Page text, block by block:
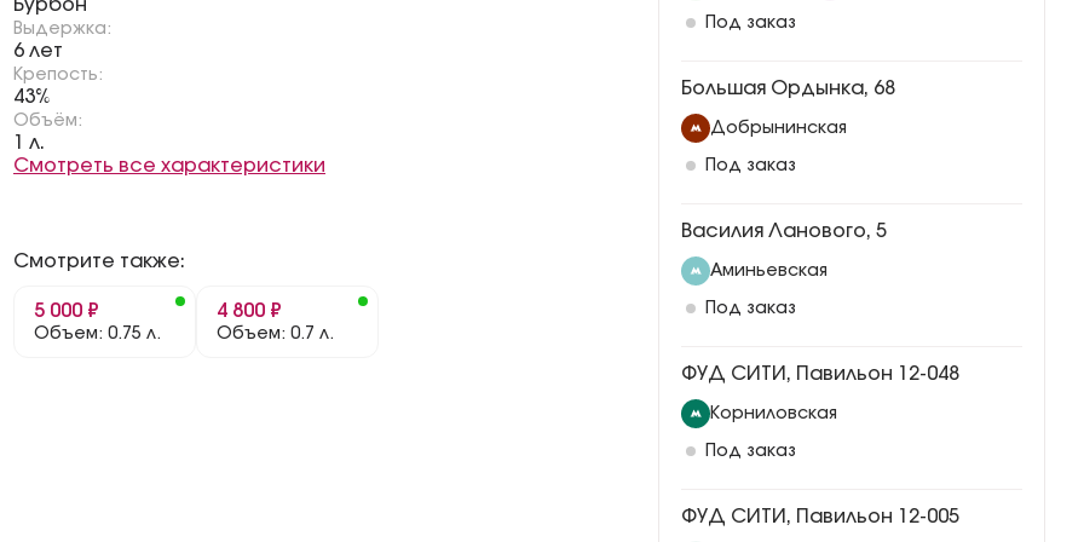
Бурбон
Выдержка:
6 лет
Крепость:
43%
Объём:
1 л.
Смотреть все характеристики
Смотрите также:
5 000 ₽
Объем: 0.75 л.
4 800 ₽
Объем: 0.7 л.
Под заказ
Большая Ордынка, 68
Добрынинская
Под заказ
Василия Ланового, 5
Аминьевская
Под заказ
ФУД СИТИ, Павильон 12-048
Корниловская
Под заказ
ФУД СИТИ, Павильон 12-005